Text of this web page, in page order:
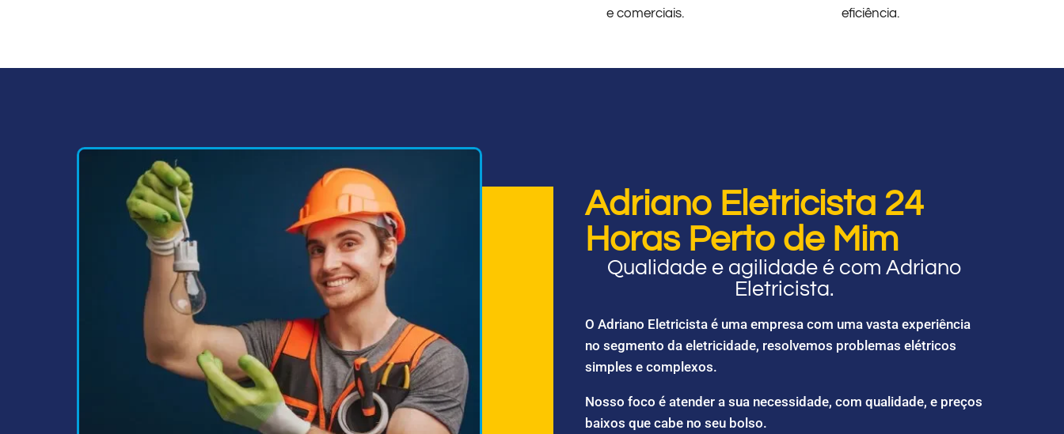
e comerciais.
eficiência.
Adriano Eletricista 24
Horas Perto de Mim
Qualidade e agilidade é com Adriano
Eletricista.
O Adriano Eletricista é uma empresa com uma vasta experiência
no segmento da eletricidade, resolvemos problemas elétricos
simples e complexos.
Nosso foco é atender a sua necessidade, com qualidade, e preços
baixos que cabe no seu bolso.